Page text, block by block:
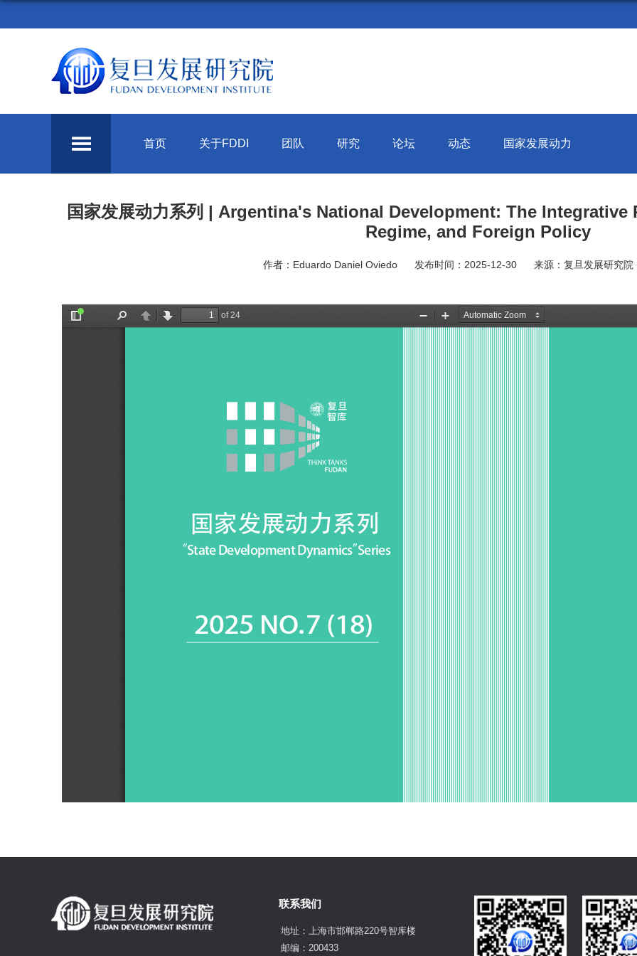
首页 关于FDDI 团队 研究 论坛 动态 国家发展动力
国家发展动力系列 | Argentina's National Development: The
Regime, and Foreign Policy
作者：Eduardo Daniel Oviedo 发布时间：2025-12-30 来源：复旦发展研究院
联系我们
地址：上海市邯郸路220号智库楼
邮编：200433